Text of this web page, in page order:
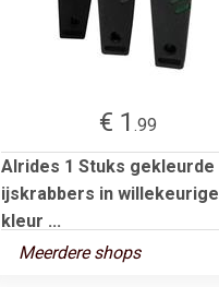
€ 1 .99
Alrides 1 Stuks gekleurde
ijskrabbers in willekeurige
kleur ...
Meerdere shops